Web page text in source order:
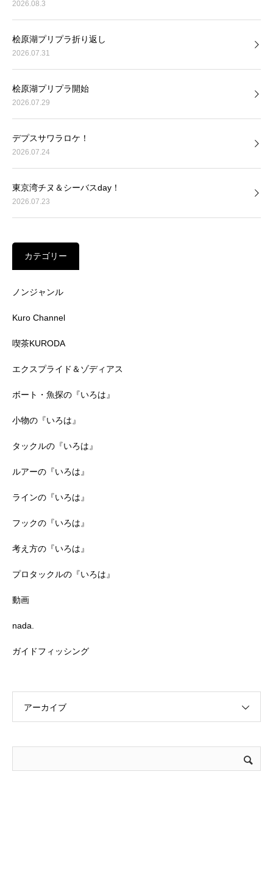
2026.08.3
桧原湖プリプラ折り返し
2026.07.31
桧原湖プリプラ開始
2026.07.29
デプスサワラロケ！
2026.07.24
東京湾チヌ＆シーバスday！
2026.07.23
カテゴリー
ノンジャンル
Kuro Channel
喫茶KURODA
エクスプライド＆ゾディアス
ボート・魚探の『いろは』
小物の『いろは』
タックルの『いろは』
ルアーの『いろは』
ラインの『いろは』
フックの『いろは』
考え方の『いろは』
プロタックルの『いろは』
動画
nada.
ガイドフィッシング
アーカイブ